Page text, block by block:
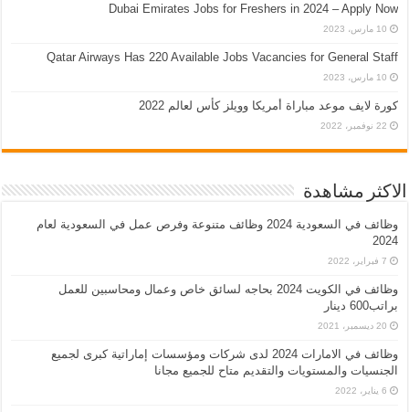
Dubai Emirates Jobs for Freshers in 2024 – Apply Now
10 مارس، 2023
Qatar Airways Has 220 Available Jobs Vacancies for General Staff
10 مارس، 2023
كورة لايف موعد مباراة أمريكا وويلز كأس لعالم 2022
22 نوفمبر، 2022
الاكثر مشاهدة
وظائف في السعودية 2024 وظائف متنوعة وفرص عمل في السعودية لعام
2024
7 فبراير، 2022
وظائف في الكويت 2024 بحاجه لسائق خاص وعمال ومحاسبين للعمل
براتب600 دينار
20 ديسمبر، 2021
وظائف في الامارات 2024 لدى شركات ومؤسسات إماراتية كبرى لجميع
الجنسيات والمستويات والتقديم متاح للجميع مجانا
6 يناير، 2022